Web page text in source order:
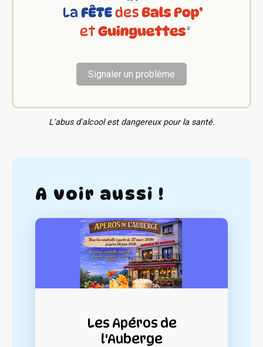
Signaler un problème
L'abus d'alcool est dangereux pour la santé.
A voir aussi !
Les Apéros de
l'Auberge